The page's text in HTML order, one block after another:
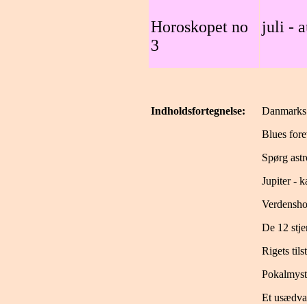
Horoskopet no
3
juli -
Indholdsfortegnelse:
Blues
Spørg
Jupiter -
De 12
Rigets
Et